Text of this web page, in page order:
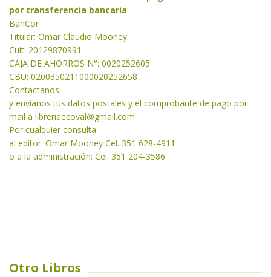
por transferencia bancaria
BanCor
Titular: Omar Claudio Mooney
Cuit: 20129870991
CAJA DE AHORROS N°: 0020252605
CBU: 0200350211000020252658
Contactanos
y envianos tus datos postales y el comprobante de pago por
mail a libreriaecoval@gmail.com
Por cualquier consulta
al editor: Omar Mooney Cel. 351 628-4911
o a la administración: Cel. 351 204-3586
Otro Libros